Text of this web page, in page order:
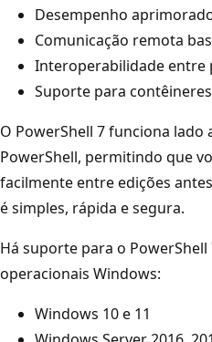
Desempenho
Comunicação remota
Interoperabilidade entre
Suporte para
O PowerShell 7 funciona lado
PowerShell, permitindo que
facilmente entre edições
é simples, rápida e segura.
Há suporte para o
operacionais Windows:
Windows 10 e 11